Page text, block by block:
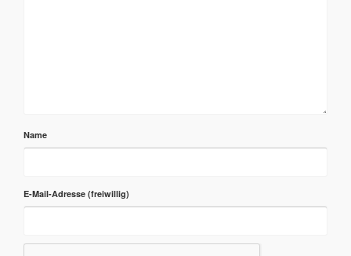
Name
E-Mail-Adresse